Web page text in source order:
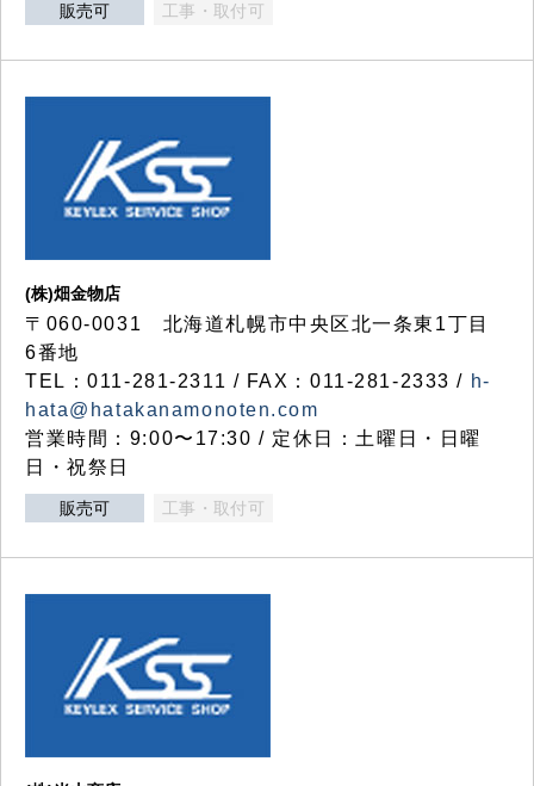
販売可 工事・取付可
(株)畑金物店
〒060-0031 北海道札幌市中央区北一条東1丁目
6番地
TEL：011-281-2311 / FAX：011-281-2333 / h-
hata@hatakanamonoten.com
営業時間：9:00〜17:30 / 定休日：土曜日・日曜
日・祝祭日
販売可 工事・取付可